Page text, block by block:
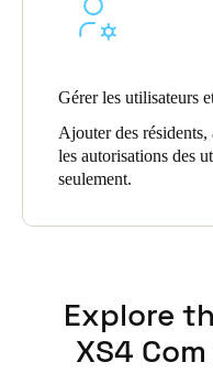
Gérer les utilisateurs
Ajouter des
les autorisations des
seulement.
Explore
XS4